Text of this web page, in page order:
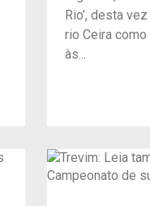
Rio’, desta
rio Ceira
às...